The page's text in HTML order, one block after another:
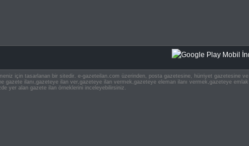
için tasarlanan bir sitedir. e-gazeteilan.com üzerinden, posta gazetesine, hürriyet gazetesine ve
ilanı,gazeteye ilan ver,gazeteye ilan vermek,gazeteye eleman ilanı vermek,gazeteye emlak
yer alan gazete ilan örneklerini inceleyebilirsiniz.